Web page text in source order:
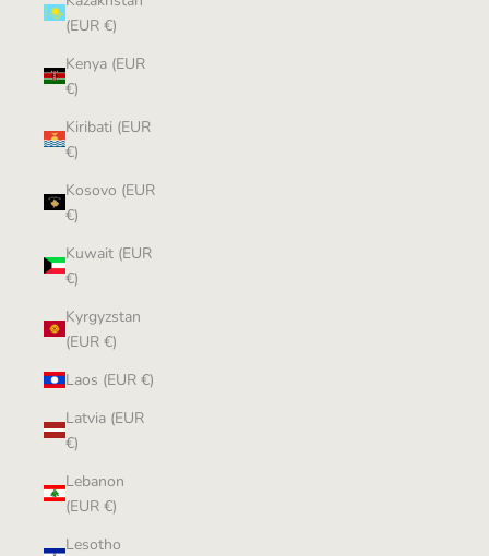
(EUR €)
Kenya (EUR
€)
Kiribati (EUR
€)
Kosovo (EUR
€)
Kuwait (EUR
€)
Kyrgyzstan
(EUR €)
Laos (EUR €)
Latvia (EUR
€)
Lebanon
(EUR €)
Lesotho